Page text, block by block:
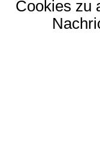
Cookies zu